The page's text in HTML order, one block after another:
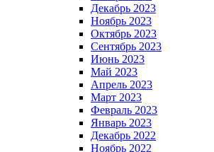
Декабрь 2023
Ноябрь 2023
Октябрь 2023
Сентябрь 2023
Июнь 2023
Май 2023
Апрель 2023
Март 2023
Февраль 2023
Январь 2023
Декабрь 2022
Ноябрь 2022